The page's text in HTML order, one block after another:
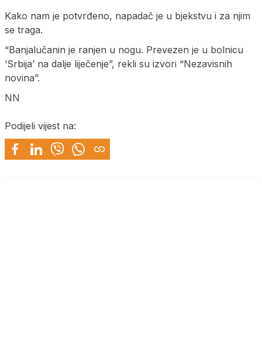
Kako nam je potvrđeno, napadač je u bjekstvu i za njim
se traga.
“Banjalučanin je ranjen u nogu. Prevezen je u bolnicu
‘Srbija’ na dalje liječenje”, rekli su izvori “Nezavisnih
novina”.
NN
Podijeli vijest na: